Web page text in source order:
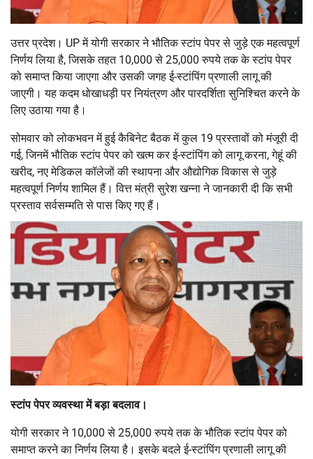
उत्तर प्रदेश। UP में योगी सरकार ने भौतिक स्टांप पेपर से जुड़े एक महत्वपूर्ण
निर्णय लिया है, जिसके तहत 10,000 से 25,000 रुपये तक के स्टांप पेपर
को समाप्त किया जाएगा और उसकी जगह ई-स्टांपिंग प्रणाली लागू की
जाएगी। यह कदम धोखाधड़ी पर नियंत्रण और पारदर्शिता सुनिश्चित करने के
लिए उठाया गया है।
सोमवार को लोकभवन में हुई कैबिनेट बैठक में कुल 19 प्रस्तावों को मंजूरी दी
गई, जिनमें भौतिक स्टांप पेपर को खत्म कर ई-स्टांपिंग को लागू करना, गेहूं की
खरीद, नए मेडिकल कॉलेजों की स्थापना और औद्योगिक विकास से जुड़े
महत्वपूर्ण निर्णय शामिल हैं। वित्त मंत्री सुरेश खन्ना ने जानकारी दी कि सभी
प्रस्ताव सर्वसम्मति से पास किए गए हैं।
स्टांप पेपर व्यवस्था में बड़ा बदलाव।
योगी सरकार ने 10,000 से 25,000 रुपये तक के भौतिक स्टांप पेपर को
समाप्त करने का निर्णय लिया है। इसके बदले ई-स्टांपिंग प्रणाली लागू की